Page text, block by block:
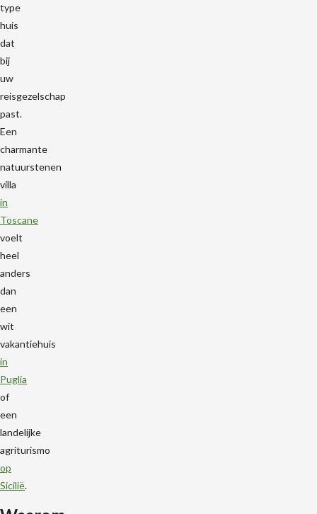
type
huis
dat
bij
uw
reisgezelschap
past.
Een
charmante
natuurstenen
villa
in
Toscane
voelt
heel
anders
dan
een
wit
vakantiehuis
in
Puglia
of
een
landelijke
agriturismo
op
Sicilië.